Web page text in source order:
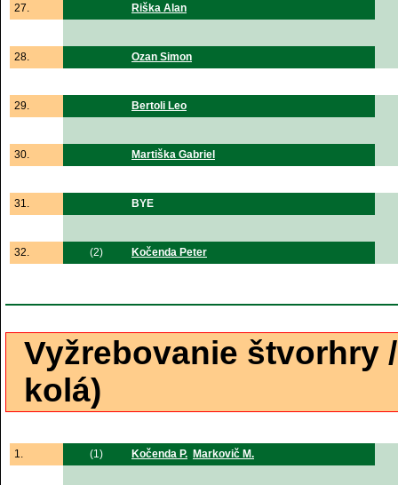
27. Riška Alan
28. Ozan Simon
29. Bertoli Leo
30. Martiška Gabriel
31. BYE
32. (2) Kočenda Peter
Vyžrebovanie štvorhry
kolá)
1. (1) Kočenda P. Markovič M.